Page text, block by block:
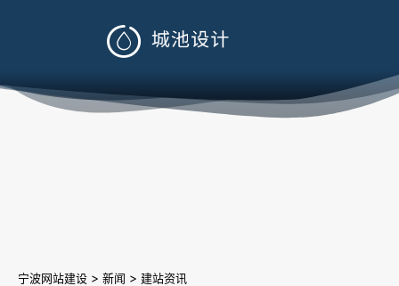

宁波网站建设 > 新闻 > 建站资讯